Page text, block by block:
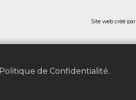
Politique de Confidentialité.
Site web créé par